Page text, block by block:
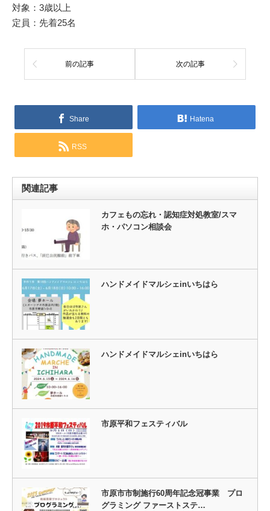
対象：3歳以上
定員：先着25名
前の記事 次の記事
Share Hatena
RSS
関連記事
カフェもの忘れ・認知症対処教室/スマ
ホ・パソコン相談会
ハンドメイドマルシェinいちはら
ハンドメイドマルシェinいちはら
市原平和フェスティバル
市原市市制施行60周年記念冠事業 プロ
グラミング ファーストステ…